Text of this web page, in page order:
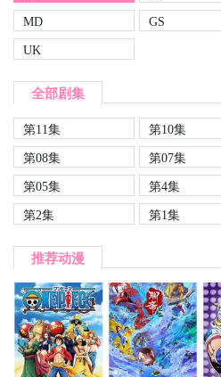
MD
GS
UK
全部剧集
第11集 第10集
第08集
第07集
第05集
第4集
第2集
第1集
推荐动漫